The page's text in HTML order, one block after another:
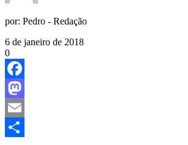
por: Pedro - Redação
6 de janeiro de 2018
0
Facebook
Mastodon
Email